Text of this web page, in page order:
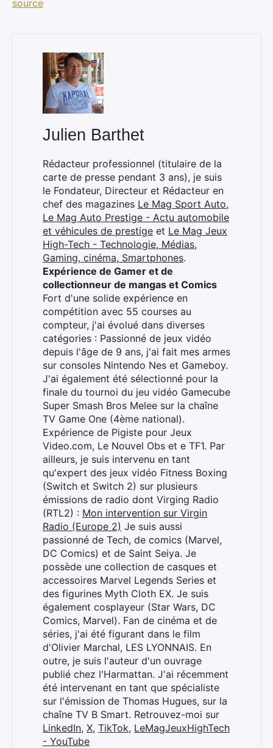
source
Julien Barthet
Rédacteur professionnel (titulaire de la
carte de presse pendant 3 ans), je suis
le Fondateur, Directeur et Rédacteur en
chef des magazines Le Mag Sport Auto,
Le Mag Auto Prestige - Actu automobile
et véhicules de prestige et Le Mag Jeux
High-Tech - Technologie, Médias,
Gaming, cinéma, Smartphones.
Expérience de Gamer et de
collectionneur de mangas et Comics
Fort d'une solide expérience en
compétition avec 55 courses au
compteur, j'ai évolué dans diverses
catégories : Passionné de jeux vidéo
depuis l'âge de 9 ans, j'ai fait mes armes
sur consoles Nintendo Nes et Gameboy.
J'ai également été sélectionné pour la
finale du tournoi du jeu vidéo Gamecube
Super Smash Bros Melee sur la chaîne
TV Game One (4ème national).
Expérience de Pigiste pour Jeux
Video.com, Le Nouvel Obs et e TF1. Par
ailleurs, je suis intervenu en tant
qu'expert des jeux vidéo Fitness Boxing
(Switch et Switch 2) sur plusieurs
émissions de radio dont Virging Radio
(RTL2) : Mon intervention sur Virgin
Radio (Europe 2) Je suis aussi
passionné de Tech, de comics (Marvel,
DC Comics) et de Saint Seiya. Je
possède une collection de casques et
accessoires Marvel Legends Series et
des figurines Myth Cloth EX. Je suis
également cosplayeur (Star Wars, DC
Comics, Marvel). Fan de cinéma et de
séries, j'ai été figurant dans le film
d'Olivier Marchal, LES LYONNAIS. En
outre, je suis l'auteur d'un ouvrage
publié chez l'Harmattan. J'ai récemment
été intervenant en tant que spécialiste
sur l'émission de Thomas Hugues, sur la
chaîne TV B Smart. Retrouvez-moi sur
LinkedIn, X, TikTok, LeMagJeuxHighTech
- YouTube
Rechercher